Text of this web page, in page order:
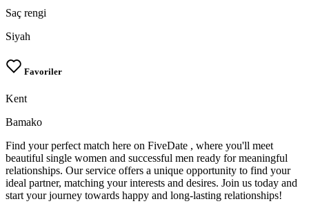
Saç rengi
Siyah
Favoriler
Kent
Bamako
Find your perfect match here on FiveDate , where you'll meet
beautiful single women and successful men ready for meaningful
relationships. Our service offers a unique opportunity to find your
ideal partner, matching your interests and desires. Join us today and
start your journey towards happy and long-lasting relationships!